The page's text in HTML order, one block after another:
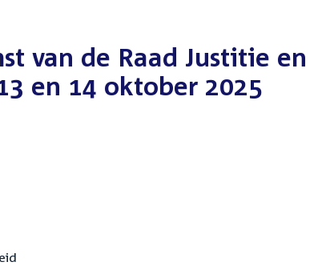
van de Raad Justitie en
en 14 oktober 2025